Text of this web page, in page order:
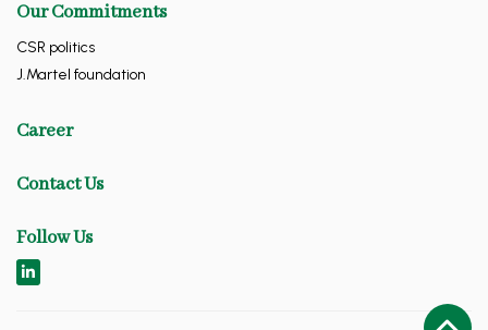
Our Commitments
CSR politics
J.Martel foundation
Career
Contact Us
Follow Us